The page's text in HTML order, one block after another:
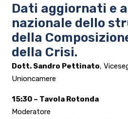
Dati aggiornati e
nazionale dello
della
della Crisi.
Dott. Sandro Pettinato,
Unioncamere
15:30 – Tavola Rotonda
Moderatore